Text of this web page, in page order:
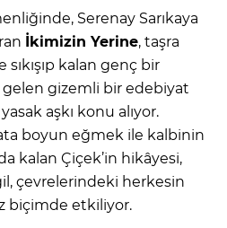
Serenay Sarıkaya
İkimizin Yerine, taşra
sıkışıp kalan genç bir
gelen gizemli bir edebiyat
aşkı konu alıyor.
boyun eğmek ile kalbinin
kalan Çiçek’in hikâyesi,
çevrelerindeki herkesin
biçimde etkiliyor.